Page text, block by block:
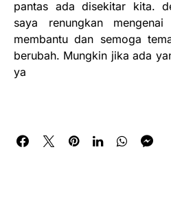
pantas ada disekitar kita.
saya renungkan
membantu dan semoga
berubah. Mungkin jika ada
ya